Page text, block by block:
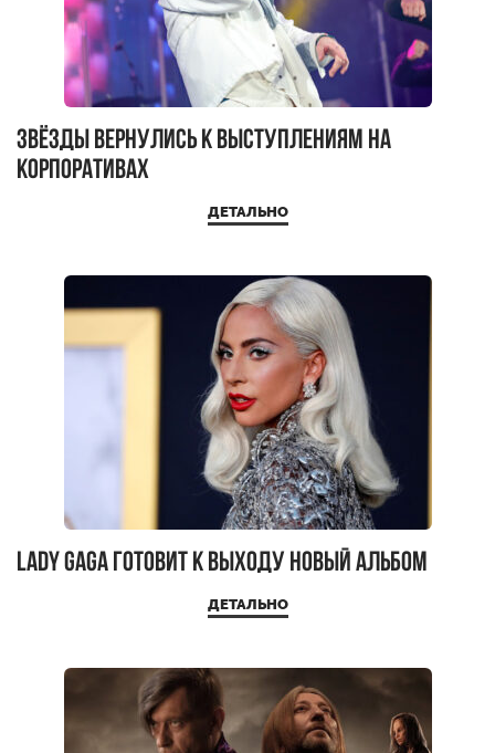
Звёзды вернулись к выступлениям на
корпоративах
ДЕТАЛЬНО
Lady Gaga готовит к выходу новый альбом
ДЕТАЛЬНО